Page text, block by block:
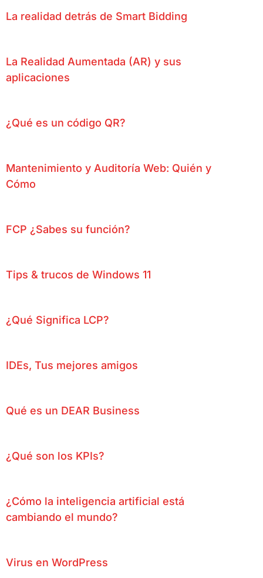
La realidad detrás de Smart Bidding
La Realidad Aumentada (AR) y sus
aplicaciones
¿Qué es un código QR?
Mantenimiento y Auditoría Web: Quién y
Cómo
FCP ¿Sabes su función?
Tips & trucos de Windows 11
¿Qué Significa LCP?
IDEs, Tus mejores amigos
Qué es un DEAR Business
¿Qué son los KPIs?
¿Cómo la inteligencia artificial está
cambiando el mundo?
Virus en WordPress